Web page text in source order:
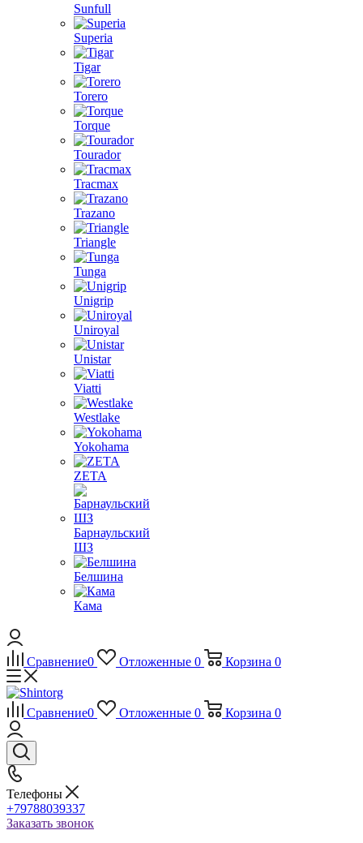
Sunfull
Superia
Tigar
Torero
Torque
Tourador
Tracmax
Trazano
Triangle
Tunga
Unigrip
Uniroyal
Unistar
Viatti
Westlake
Yokohama
ZETA
Барнаульский
ШЗ
Белшина
Кама
Сравнение0 Отложенные 0 Корзина 0
Сравнение0 Отложенные 0 Корзина 0
Телефоны
+79788039337
Заказать звонок